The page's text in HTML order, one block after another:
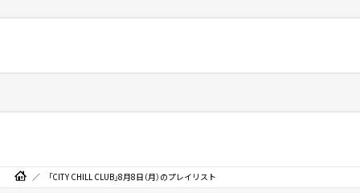
「CITY CHILL CLUB」8月8日（月）のプレイリスト